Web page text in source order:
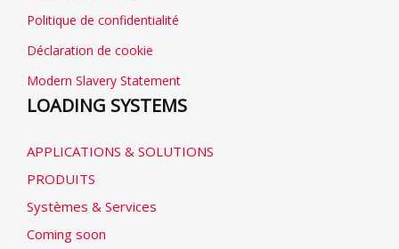
Politique de confidentialité
Déclaration de cookie
Modern Slavery Statement
LOADING SYSTEMS
APPLICATIONS & SOLUTIONS
PRODUITS
Systèmes & Services
Coming soon